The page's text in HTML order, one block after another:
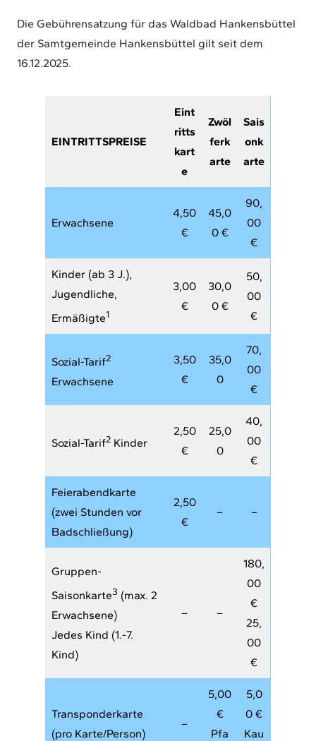
Die Gebührensatzung für das Waldbad Hankensbüttel
der Samtgemeinde Hankensbüttel gilt seit dem
16.12.2025.
EINTRITTSPREISE
Eint
ritts
kart
e
Zwöl
ferk
arte
Sais
onk
arte
Erwachsene
4,50
€
45,0
0 €
90,
00
€
Kinder (ab 3 J.),
Jugendliche,
Ermäßigte1
3,00
€
30,0
0 €
50,
00
€
Sozial-Tarif2
Erwachsene
3,50
€
35,0
0
70,
00
€
Sozial-Tarif2 Kinder
2,50
€
25,0
0
40,
00
€
Feierabendkarte
(zwei Stunden vor
Badschließung)
2,50
€
– –
Gruppen-
Saisonkarte3 (max. 2
Erwachsene)
Jedes Kind (1.-7.
Kind)
– –
180,
00
€
25,
00
€
Transponderkarte
(pro Karte/Person)
–
5,00
€
Pfa
5,0
0 €
Kau